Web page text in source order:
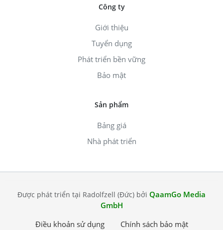
Công ty
Giới thiệu
Tuyển dụng
Phát triển bền vững
Bảo mật
Sản phẩm
Bảng giá
Nhà phát triển
Được phát triển tại Radolfzell (Đức) bởi QaamGo Media
GmbH
Điều khoản sử dụng
Chính sách bảo mật